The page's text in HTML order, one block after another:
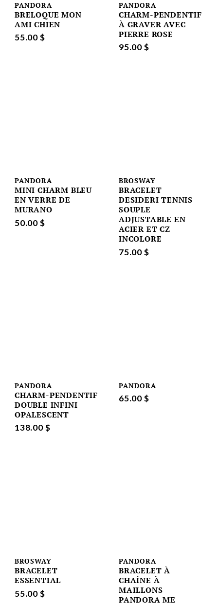
PANDORA
BRELOQUE MON
AMI CHIEN
55.00 $
PANDORA
CHARM-PENDENTIF
À GRAVER AVEC
PIERRE ROSE
95.00 $
PANDORA
MINI CHARM BLEU
EN VERRE DE
MURANO
50.00 $
BROSWAY
BRACELET
DESIDERI TENNIS
SOUPLE
ADJUSTABLE EN
ACIER ET CZ
INCOLORE
75.00 $
PANDORA
CHARM-PENDENTIF
DOUBLE INFINI
OPALESCENT
138.00 $
PANDORA
65.00 $
BROSWAY
BRACELET
ESSENTIAL
55.00 $
PANDORA
BRACELET À
CHAÎNE À
MAILLONS
PANDORA ME